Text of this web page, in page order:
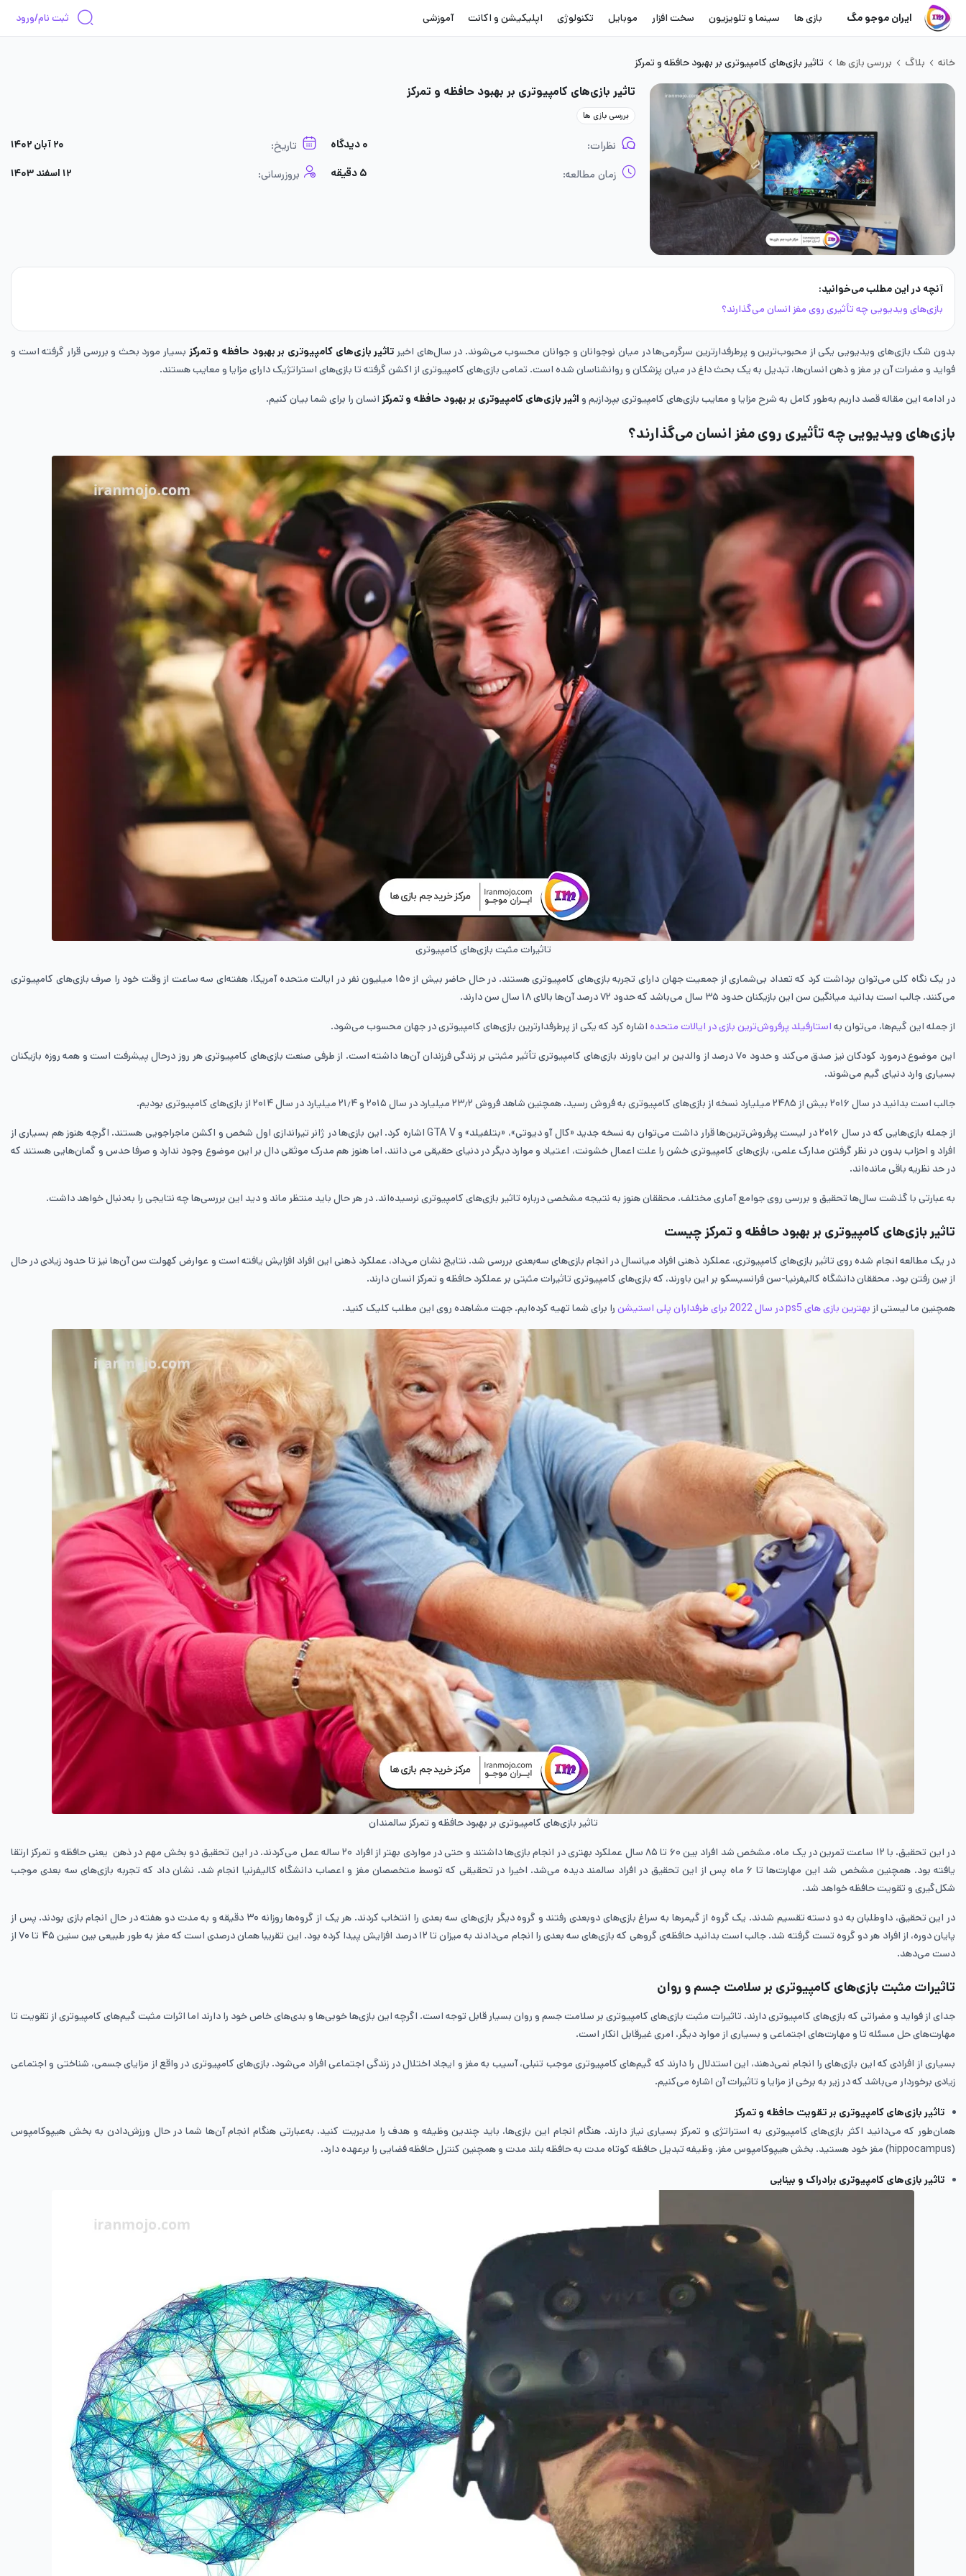
ایران موجو مگ بازی ها سینما و تلویزیون سخت افزار موبایل تکنولوژی اپلیکیشن و اکانت آموزشی ثبت نام/ورود
خانه بلاگ بررسی بازی ها تاثیر بازی‌های کامپیوتری بر بهبود حافظه و تمرکز
تاثیر بازی‌های کامپیوتری بر بهبود حافظه و تمرکز
بررسی بازی ها
نظرات: ۰ دیدگاه تاریخ: ۲۰ آبان ۱۴۰۲
زمان مطالعه: ۵ دقیقه بروزرسانی: ۱۲ اسفند ۱۴۰۳
آنچه در این مطلب می‌خوانید:
بازی‌های ویدیویی چه تأثیری روی مغز انسان می‌گذارند؟
بدون شک بازی‌های ویدیویی یکی از محبوب‌ترین و پرطرفدارترین سرگرمی‌ها در میان نوجوانان و جوانان محسوب می‌شوند. در سال‌های اخیر تاثیر بازی‌های کامپیوتری بر بهبود حافظه و تمرکز بسیار مورد بحث و بررسی قرار گرفته است و
فواید و مضرات آن بر مغز و ذهن انسان‌ها، تبدیل به یک بحث داغ در میان پزشکان و روانشناسان شده است. تمامی بازی‌های کامپیوتری از اکشن گرفته تا بازی‌های استراتژیک دارای مزایا و معایب هستند‌.
در ادامه این مقاله قصد داریم به‌طور کامل به شرح مزایا و معایب بازی‌های کامپیوتری بپردازیم و اثیر بازی‌های کامپیوتری بر بهبود حافظه و تمرکز انسان را برای شما بیان کنیم.
بازی‌های ویدیویی چه تأثیری روی مغز انسان می‌گذارند؟
تاثیرات مثبت بازی‌های کامپیوتری
در یک نگاه کلی می‌توان برداشت کرد که تعداد بی‌شماری از جمعیت جهان دارای تجربه بازی‌های کامپیوتری هستند. در حال حاضر بیش از ۱۵۰ میلیون نفر در ایالت متحده آمریکا، هفته‌ای سه ساعت از وقت خود را صرف بازی‌های کامپیوتری
می‌کنند. جالب است بدانید میانگین سن این بازیکنان حدود ۳۵ سال می‌باشد که حدود ۷۲ درصد آن‌ها بالای ۱۸ سال سن دارند.
از جمله این گیم‌ها، می‌توان به استارفیلد پرفروش‌ترین بازی در ایالات متحده اشاره کرد ‌که یکی از پرطرفدارترین بازی‌های کامپیوتری در جهان محسوب می‌شود.
این موضوع درمورد کودکان نیز صدق می‌کند و حدود ۷۰ درصد از والدین بر این باورند بازی‌های کامپیوتری تأثیر مثبتی بر زندگی فرزندان آن‌ها داشته است. از طرفی صنعت بازی‌های کامپیوتری هر روز درحال پیشرفت است و همه روزه بازیکنان
بسیاری وارد دنیای گیم می‌شوند.
جالب است بدانید در سال ۲۰۱۶ بیش از ۲۴۸۵ میلیارد نسخه از بازی‌های کامپیوتری به فروش رسید، همچنین شاهد فروش ۲۳٫۲ میلیارد در سال ۲۰۱۵ و ۲۱٫۴ میلیارد در سال ۲۰۱۴ از بازی‌های کامپیوتری بودیم.
از جمله بازی‌هایی که در سال ۲۰۱۶ در لیست پرفروش‌ترین‌ها قرار داشت می‌توان به نسخه جدید «کال آو دیوتی»، «بتلفیلد» و GTA V اشاره کرد. این بازی‌ها در ژانر تیراندازی اول شخص و اکشن ماجراجویی هستند. اگرچه هنوز هم بسیاری از
افراد و احزاب بدون در نظر گرفتن مدارک علمی، بازی‌های کامپیوتری خشن را علت اعمال خشونت، اعتیاد و موارد دیگر در دنیای حقیقی می دانند، اما هنوز هم مدرک موثقی دال بر این موضوع وجود ندارد و صرفا حدس و گمان‌هایی هستند که
در حد نظریه باقی مانده‌اند.
به عبارتی با گذشت‌ سال‌ها تحقیق و بررسی روی جوامع آماری مختلف، محققان هنوز به نتیجه مشخصی درباره‌ تاثیر بازی‌های کامپیوتری نرسیده‌اند. در هر حال باید منتظر ماند و دید این بررسی‌ها چه نتایجی را به‌دنبال خواهد داشت.
تاثیر بازی‌های کامپیوتری بر بهبود حافظه و تمرکز چیست
در یک مطالعه‌ انجام شده روی تاثیر بازی‌های کامپیوتری، عملکرد ذهنی افراد میانسال در انجام بازی‌های سه‌بعدی بررسی شد. نتایج نشان می‌داد، عملکرد ذهنی این افراد افزایش یافته است و عوارض کهولت سن آن‌ها نیز تا حدود زیادی در حال
از بین رفتن بود. محققان دانشگاه کالیفرنیا-سن فرانسیسکو بر این باورند، که بازی‌های کامپیوتری تاثیرات مثبتی بر عملکرد حافظه و تمرکز انسان دارند.
همچنین ما لیستی از بهترین بازی های ps5 در سال 2022 برای طرفداران پلی استیشن را برای شما تهیه‌ کرده‌ایم. جهت مشاهده روی این مطلب کلیک کنید.
تاثیر بازی‌های کامپیوتری بر بهبود حافظه و تمرکز سالمندان
در این تحقیق، با ۱۲ ساعت تمرین در یک ماه، مشخص شد افراد بین ۶۰ تا ۸۵ سال عملکرد بهتری در انجام بازی‌ها داشتند و حتی در مواردی بهتر از افراد ۲۰ ساله عمل می‌کردند. در این تحقیق دو بخش مهم در ذهن یعنی حافظه و تمرکز ارتقا
یافته بود. همچنین مشخص شد این مهارت‌ها تا ۶ ماه پس از این تحقیق در افراد سالمند دیده می‌شد. اخیرا در تحقیقی که توسط متخصصان مغز و اعصاب دانشگاه کالیفرنیا انجام شد، نشان داد که تجربه بازی‌های سه بعدی موجب
شکل‌گیری و تقویت حافظه خواهد شد.
در این تحقیق، داوطلبان به دو دسته تقسیم شدند. یک گروه از گیمرها به سراغ بازی‌های دوبعدی رفتند و گروه دیگر بازی‌های سه بعدی را انتخاب کردند. هر یک از گروه‌ها روزانه ۳۰ دقیقه و به مدت دو هفته در حال انجام بازی بودند‌‌. پس از
پایان دوره، از افراد هر دو گروه تست گرفته شد. جالب است بدانید حافظه‌ی گروهی که بازی‌های سه بعدی را انجام می‌دادند به میزان تا ۱۲ درصد افزایش پیدا کرده بود. این تقریبا همان درصدی‌ است که مغز به طور طبیعی بین سنین ۴۵ تا ۷۰ از
دست می‌دهد.
تاثیرات مثبت بازی‌های کامپیوتری بر سلامت جسم و روان
جدای از فواید و مضراتی که بازی‌های کامپیوتری دارند، تاثیرات مثبت بازی‌های کامپیوتری بر سلامت جسم و روان بسیار قابل توجه است‌. اگرچه این بازی‌ها خوبی‌ها و بدی‌های خاص خود را دارند اما اثرات مثبت گیم‌های کامپیوتری از تقویت تا
مهارت‌های حل مسئله تا و مهارت‌های اجتماعی و بسیاری از موارد دیگر، امری غیرقابل انکار است.
بسیاری از افرادی که این بازی‌های را انجام نمی‌دهند‌، این استدلال را دارند که گیم‌های کامپیوتری موجب تنبلی، آسیب به مغز و ایجاد اختلال در زندگی اجتماعی افراد می‌شود. بازی‌های کامپیوتری در واقع از مزایای جسمی، شناختی و اجتماعی
زیادی برخوردار می‌باشد که در زیر به برخی از مزایا و تاثیرات آن اشاره می‌کنیم‌.
تاثیر بازی‌های کامپیوتری بر تقویت حافظه و تمرکز
همان‌طور که می‌دانید اکثر بازی‌های کامپیوتری به استراتژی و تمرکز بسیاری نیاز دارند. هنگام انجام این بازی‌ها، باید چندین وظیفه و هدف را مدیریت کنید، به‌عبارتی هنگام انجام آن‌ها شما در حال ورزش‌دادن به بخش هیپوکامپوس
(hippocampus) مغز خود هستید. بخش هیپوکامپوس مغز، وظیفه تبدیل حافظه کوتاه مدت به حافظه بلند مدت و همچنین کنترل حافظه فضایی را برعهده دارد.
تاثیر بازی‌های کامپیوتری برادراک و بینایی